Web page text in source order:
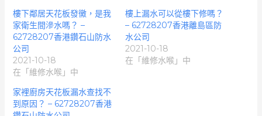
樓下鄰居天花板發黴，是我
家衛生間滲水嗎？ –
62728207香港鑽石山防水
公司
2021-10-18
在「維修水喉」中
樓上漏水可以從樓下修嗎？
– 62728207香港離島區防
水公司
2021-10-18
在「維修水喉」中
家裡廚房天花板漏水查找不
到原因？ – 62728207香港